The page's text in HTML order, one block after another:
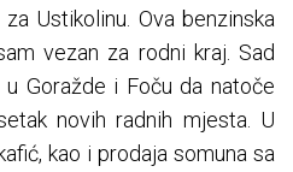
Ustikolinu. Ova benzinska
vezan za rodni kraj. Sad
Goražde i Foču da natoče
novih radnih mjesta. U
kao i prodaja somuna sa